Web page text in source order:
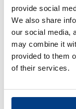
provide social
We also share
our social media,
may combine it
provided to them
of their services.